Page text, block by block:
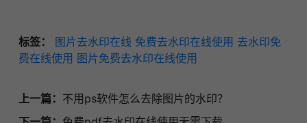
标签： 图片去水印在线 免费去水印在线使用 去水印免
费在线使用 图片免费去水印在线使用
上一篇： 不用ps软件怎么去除图片的水印？